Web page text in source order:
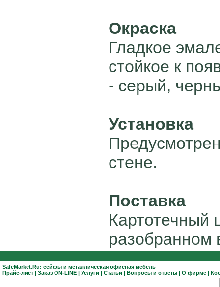
Окраска
Гладкое
стойкое к
- серый,
Установка
стене.
Поставка
Картотечный
разобранном
SafeMarket.Ru: сейфы и металлическая офисная мебель
Прайс-лист | Заказ ON-LINE | Услуги | Статьи | Вопросы и ответы | О фирме |